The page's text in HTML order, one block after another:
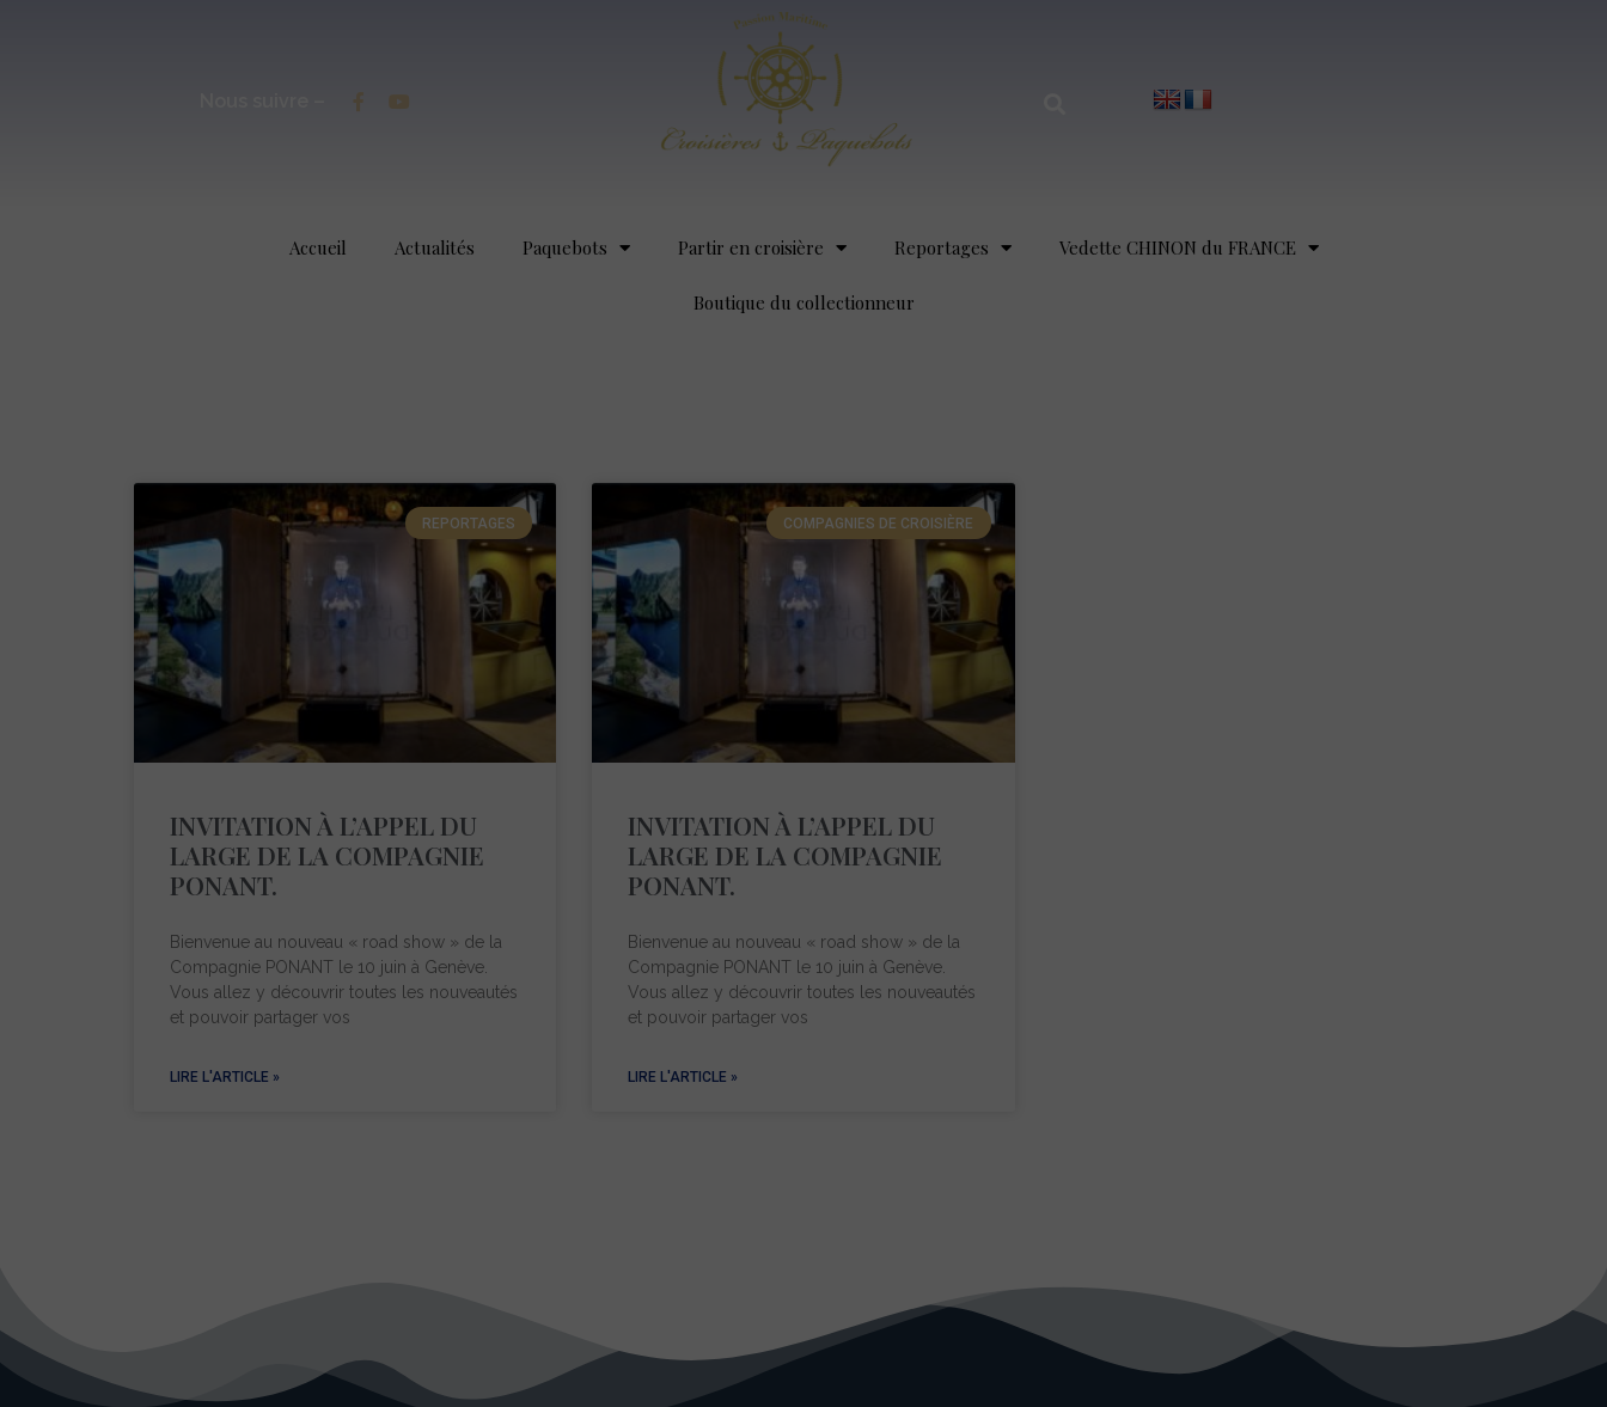
Accueil Actualités Paquebots Partir en croisière Reportages Vedette CHINON du FRANCE
Boutique du collectionneur
REPORTAGES
INVITATION À L’APPEL DU
LARGE DE LA COMPAGNIE
PONANT.
Bienvenue au nouveau « road show » de la
Compagnie PONANT le 10 juin à Genève.
Vous allez y découvrir toutes les nouveautés
et pouvoir partager vos
LIRE L'ARTICLE »
COMPAGNIES DE CROISIÈRE
INVITATION À L’APPEL DU
LARGE DE LA COMPAGNIE
PONANT.
Bienvenue au nouveau « road show » de la
Compagnie PONANT le 10 juin à Genève.
Vous allez y découvrir toutes les nouveautés
et pouvoir partager vos
LIRE L'ARTICLE »